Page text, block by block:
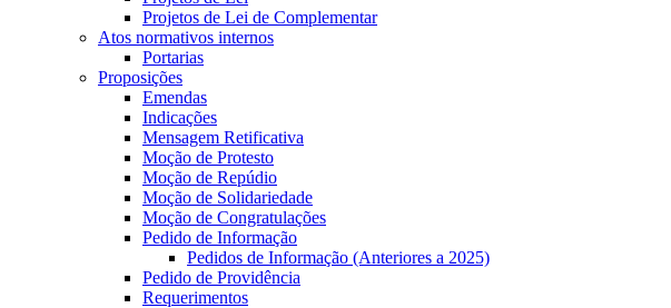
Projetos de Lei de Complementar
Atos normativos internos
Portarias
Proposições
Emendas
Indicações
Mensagem Retificativa
Moção de Protesto
Moção de Repúdio
Moção de Solidariedade
Moção de Congratulações
Pedido de Informação
Pedidos de Informação (Anteriores a 2025)
Pedido de Providência
Requerimentos